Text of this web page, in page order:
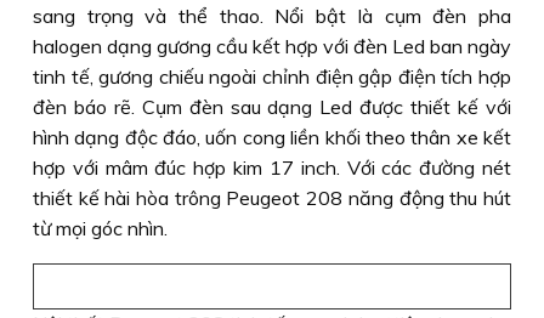
sang trọng và thể thao. Nổi bật là cụm đèn pha
halogen dạng gương cầu kết hợp với đèn Led ban ngày
tinh tế, gương chiếu ngoài chỉnh điện gập điện tích hợp
đèn báo rẽ. Cụm đèn sau dạng Led được thiết kế với
hình dạng độc đáo, uốn cong liền khối theo thân xe kết
hợp với mâm đúc hợp kim 17 inch. Với các đường nét
thiết kế hài hòa trông Peugeot 208 năng động thu hút
từ mọi góc nhìn.